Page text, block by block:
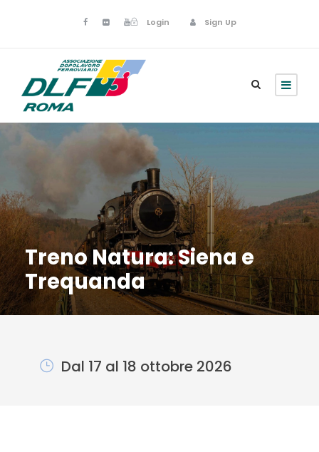
Login Sign Up
Treno Natura: Siena e
Trequanda
Dal 17 al 18 ottobre 2026